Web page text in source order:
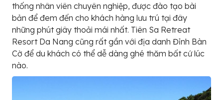
thống nhân viên chuyên nghiệp, được đào tạo bài
bản để đem đến cho khách hàng lưu trú tại đây
những phút giây thoải mái nhất. Tiên Sa Retreat
Resort Da Nang cũng rất gần với địa danh Đỉnh Bàn
Cờ để du khách có thể dễ dàng ghé thăm bất cứ lúc
nào.